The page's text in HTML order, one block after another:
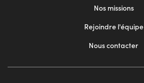
Nos missions
Rejoindre l'équipe
Nous contacter